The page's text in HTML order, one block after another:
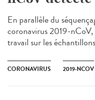
En parallèle du
coronavirus 2019-
travail sur les
CORONAVIRUS 2019-NCOV